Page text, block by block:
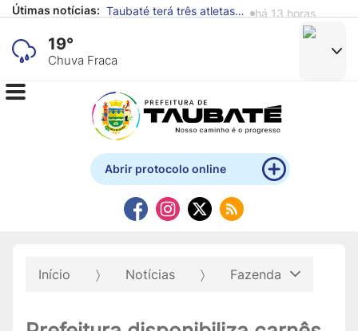
Útimas notícias: Alunos de escola municipal expõem obras produzidas com materiais recicláveis no Mistau há 15 horas
19°
Chuva Fraca
Abrir protocolo online
Início Notícias Fazenda